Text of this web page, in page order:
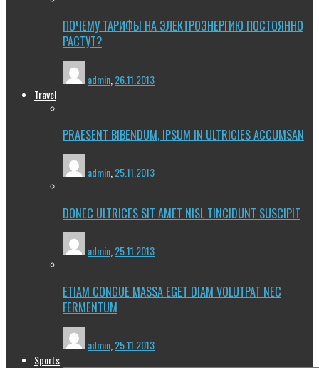
ПОЧЕМУ ТАРИФЫ НА ЭЛЕКТРОЭНЕРГИЮ ПОСТОЯННО
РАСТУТ?
admin 26.11.2013
Travel
PRAESENT BIBENDUM, IPSUM IN ULTRICIES ACCUMSAN
admin,25.11.2013
DONEC ULTRICES SIT AMET NISL TINCIDUNT SUSCIPIT
admin 25.11.2013
ETIAM CONGUE MASSA EGET DIAM VOLUTPAT NEC
FERMENTUM
admin 25.11.2013
Sports